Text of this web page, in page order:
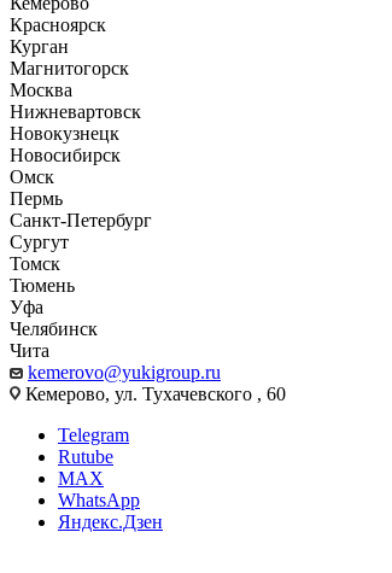
Красноярск
Курган
Магнитогорск
Москва
Нижневартовск
Новокузнецк
Новосибирск
Омск
Пермь
Санкт-Петербург
Сургут
Томск
Тюмень
Уфа
Челябинск
Чита
kemerovo@yukigroup.ru
Кемерово, ул. Тухачевского , 60
Telegram
Rutube
MAX
WhatsApp
Яндекс.Дзен